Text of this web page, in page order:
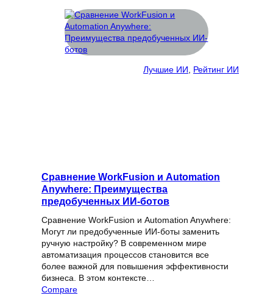
Лучшие ИИ Рейтинг ИИ
Сравнение WorkFusion и Automation
Anywhere: Преимущества
предобученных ИИ-ботов
Сравнение WorkFusion и Automation Anywhere:
Могут ли предобученные ИИ-боты заменить
ручную настройку? В современном мире
автоматизация процессов становится все
более важной для повышения эффективности
бизнеса. В этом контексте…
Compare